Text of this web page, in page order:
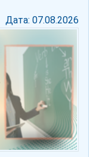
Дата: 07.08.2026